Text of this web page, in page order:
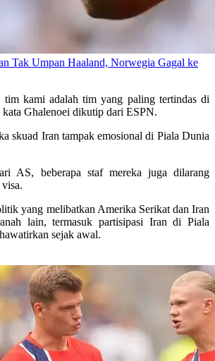
Tak Umpan Haaland, Norwegia Gagal ke
kami adalah tim yang paling tertindas di
Ghalenoei dikutip dari ESPN.
skuad Iran tampak emosional di Piala Dunia
AS, beberapa staf mereka juga dilarang
yang melibatkan Amerika Serikat dan Iran
lain, termasuk partisipasi Iran di Piala
sejak awal.